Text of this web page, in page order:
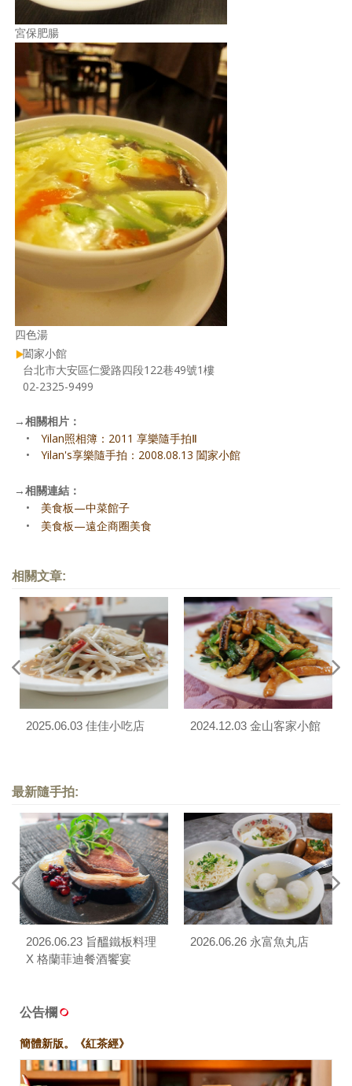
宮保肥腸
四色湯
闔家小館
台北市大安區仁愛路四段122巷49號1樓
02-2325-9499
→相關相片：
•
Yilan照相簿：2011 享樂隨手拍Ⅱ
•
Yilan's享樂隨手拍：2008.08.13 闔家小館
→相關連結：
•
美食板—中菜館子
•
美食板—遠企商圈美食
相關文章:
2025.06.03 佳佳小吃店 2024.12.03 金山客家小館
最新隨手拍:
2026.06.23 旨醞鐵板料理
X 格蘭菲迪餐酒饗宴
2026.06.26 永富魚丸店
公告欄
簡體新版。《紅茶經》